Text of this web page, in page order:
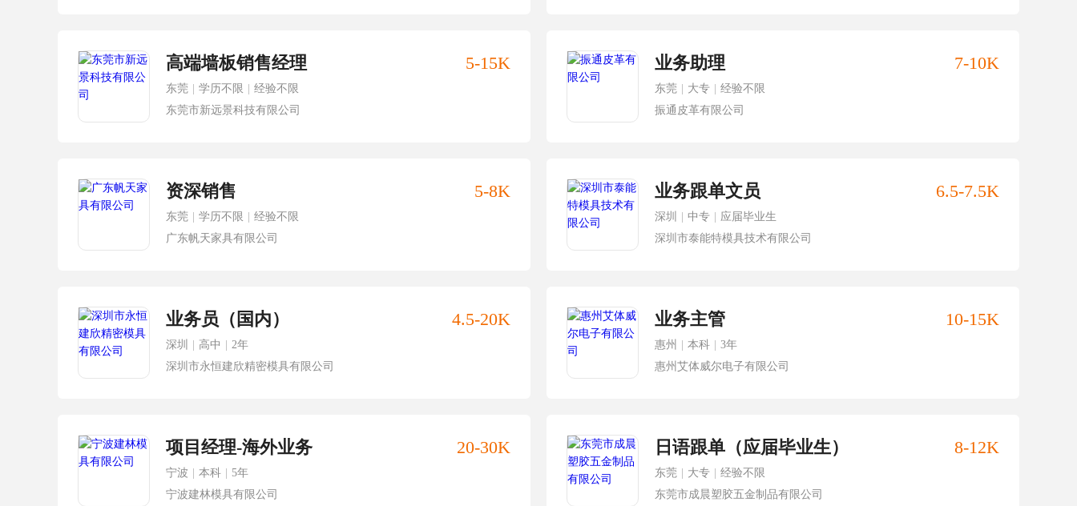
高端墙板销售经理 5-15K
东莞 学历不限
经验不限
东莞市新远景科技有限公司
业务助理 7-10K
东莞 大专
经验不限
振通皮革有限公司
资深销售 5-8K
东莞 学历不限
经验不限
广东帆天家具有限公司
业务跟单文员 6.5-7.5K
深圳 中专
应届毕业生
深圳市泰能特模具技术有限公司
业务员（国内） 4.5-20K
深圳 高中
2年
深圳市永恒建欣精密模具有限公司
业务主管 10-15K
惠州 本科
3年
惠州艾体威尔电子有限公司
项目经理-海外业务 20-30K
宁波 本科
5年
宁波建林模具有限公司
日语跟单（应届毕业生） 8-12K
东莞 大专
经验不限
东莞市成晨塑胶五金制品有限公司